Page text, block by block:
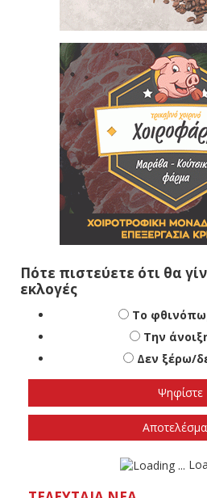
Πότε πιστεύετε ότι θα
εκλογές
Το
Την
Δεν ξέρω/